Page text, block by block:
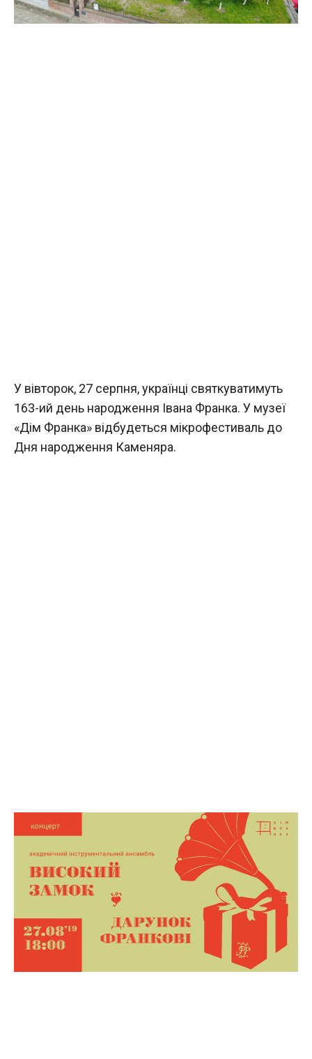
У вівторок, 27 серпня, українці святкуватимуть
163-ий день народження Івана Франка. У музеї
«Дім Франка» відбудеться мікрофестиваль до
Дня народження Каменяра.